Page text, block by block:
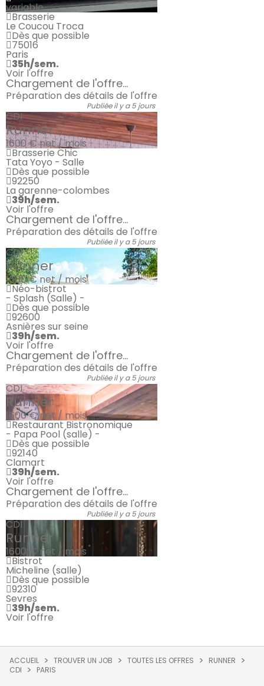
variable
Brasserie
Le Coucou Troca
Dès que possible
75016
Paris
35h/sem.
Voir l'offre
Chargement de l'offre...
Préparation des détails de l'offre
Publiée il y a 5 jours
CDI
Runner
1600 €net / mois
Brasserie Chic
Tata Yoyo - Salle
Dès que possible
92250
La garenne-colombes
39h/sem.
Voir l'offre
Chargement de l'offre...
Préparation des détails de l'offre
Publiée il y a 5 jours
CDI
Runner
1600 €net / mois
Néo-bistrot
- Splash (Salle) -
Dès que possible
92600
Asnières sur seine
39h/sem.
Voir l'offre
Chargement de l'offre...
Préparation des détails de l'offre
Publiée il y a 5 jours
CDI
Runner
1600 €net / mois
Restaurant Bistronomique
- Papa Pool (salle) -
Dès que possible
92140
Clamart
39h/sem.
Voir l'offre
Chargement de l'offre...
Préparation des détails de l'offre
Publiée il y a 5 jours
CDI
Runner
1600 €net / mois
Bistrot
Micheline (salle)
Dès que possible
92310
Sevres
39h/sem.
Voir l'offre
ACCUEIL TROUVER UN JOB TOUTES LES OFFRES
RUNNER
CDI
PARIS